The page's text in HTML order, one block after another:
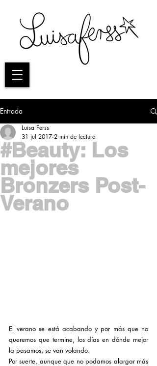
Entrada
#Beauty: Los
mejores
Bronzers Post-
Verano
Luisa Ferss
31 jul 2017 2 min de lectura
El verano se está acabando y por más que no
queremos que termine, los días en dónde mejor
la pasamos, se van volando.
Por suerte, aunque que no podamos alargar más